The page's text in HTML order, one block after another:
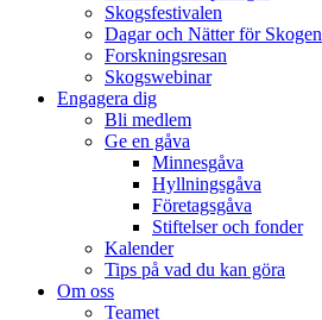
Skogsfestivalen
Dagar och Nätter för Skogen
Forskningsresan
Skogswebinar
Engagera dig
Bli medlem
Ge en gåva
Minnesgåva
Hyllningsgåva
Företagsgåva
Stiftelser och fonder
Kalender
Tips på vad du kan göra
Om oss
Teamet